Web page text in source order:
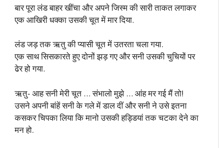
बार पूरा लंड बाहर खींचा और अपने जिस्म की सारी ताकत लगाकर
एक आखिरी धक्का उसकी चूत में मार दिया.
लंड जड़ तक ऋतु की प्यासी चूत में उतरता चला गया.
एक साथ सिसकारते हुए दोनों झड़ गए और सनी उसकी चुचियों पर
ढेर हो गया.
ऋतु- आह सनी मेरी चूत … संभालो मुझे … आंह मर गई मैं तो!
उसने अपनी बांहें सनी के गले में डाल दीं और सनी ने उसे इतना
कसकर चिपका लिया कि मानो उसकी हड्डियां तक चटका देने का
मन हो.